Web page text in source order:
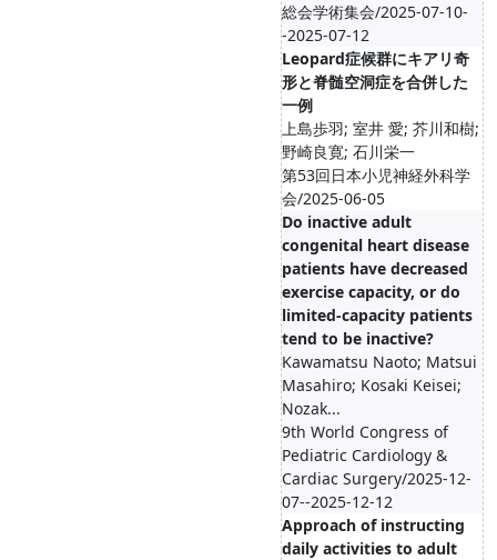
総会学術集会/2025-07-10-
-2025-07-12
Leopard症候群にキアリ奇
形と脊髄空洞症を合併した
一例
上島歩羽; 室井 愛; 芥川和樹;
野崎良寛; 石川栄一
第53回日本小児神経外科学
会/2025-06-05
Do inactive adult
congenital heart disease
patients have decreased
exercise capacity, or do
limited-capacity patients
tend to be inactive?
Kawamatsu Naoto; Matsui
Masahiro; Kosaki Keisei;
Nozak...
9th World Congress of
Pediatric Cardiology &
Cardiac Surgery/2025-12-
07--2025-12-12
Approach of instructing
daily activities to adult